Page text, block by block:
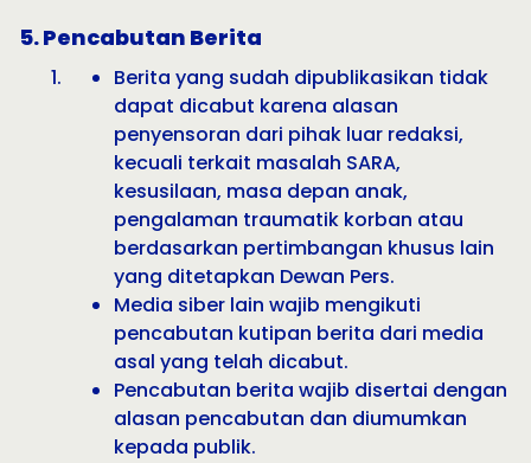
5. Pencabutan Berita
Berita yang sudah dipublikasikan tidak
dapat dicabut karena alasan
penyensoran dari pihak luar redaksi,
kecuali terkait masalah SARA,
kesusilaan, masa depan anak,
pengalaman traumatik korban atau
berdasarkan pertimbangan khusus lain
yang ditetapkan Dewan Pers.
Media siber lain wajib mengikuti
pencabutan kutipan berita dari media
asal yang telah dicabut.
Pencabutan berita wajib disertai dengan
alasan pencabutan dan diumumkan
kepada publik.